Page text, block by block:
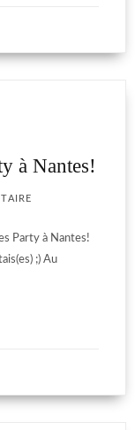
à Nantes!
Party à Nantes!
;) Au